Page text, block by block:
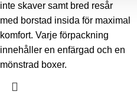
inte skaver samt bred resår
med borstad insida för maximal
komfort. Varje förpackning
innehåller en enfärgad och en
mönstrad boxer.